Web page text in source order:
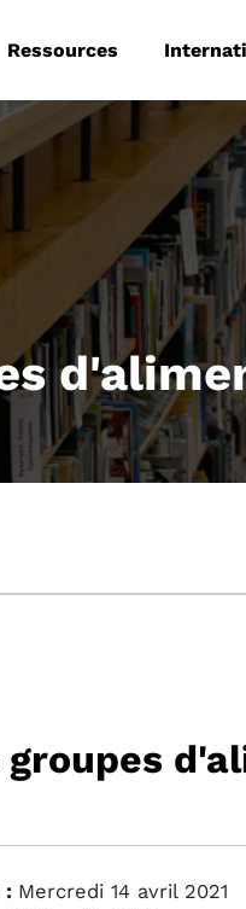
Ressources
groupes
: Mercredi 14 avril 2021